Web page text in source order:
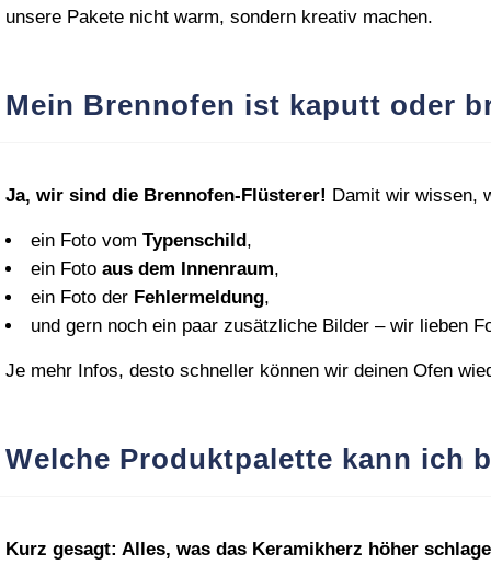
unsere Pakete nicht warm, sondern kreativ machen.
Mein Brennofen ist kaputt oder
Ja, wir sind die Brennofen‑Flüsterer! Damit wir wissen,
ein Foto vom Typenschild,
ein Foto aus dem Innenraum,
ein Foto der Fehlermeldung,
und gern noch ein paar zusätzliche Bilder – wir lieben
Je mehr Infos, desto schneller können wir deinen Ofen
Welche Produktpalette kann ich
Kurz gesagt: Alles, was das Keramikherz höher